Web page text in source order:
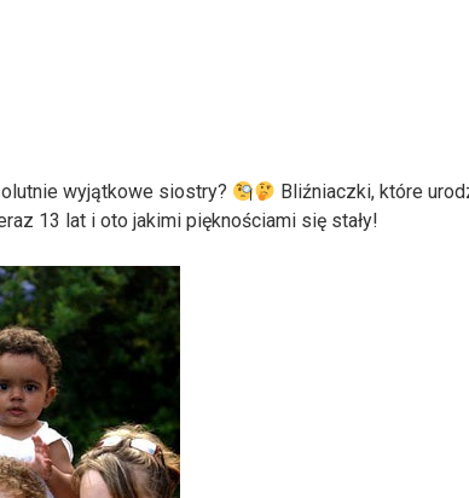
wyjątkowe siostry?
Bliźniaczki, które
13 lat i oto jakimi pięknościami się stały!